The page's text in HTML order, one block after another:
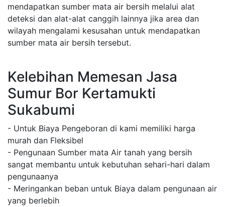
mendapatkan sumber mata air bersih melalui alat
deteksi dan alat-alat canggih lainnya jika area dan
wilayah mengalami kesusahan untuk mendapatkan
sumber mata air bersih tersebut.
Kelebihan Memesan Jasa
Sumur Bor Kertamukti
Sukabumi
- Untuk Biaya Pengeboran di kami memiliki harga
murah dan Fleksibel
- Pengunaan Sumber mata Air tanah yang bersih
sangat membantu untuk kebutuhan sehari-hari dalam
pengunaanya
- Meringankan beban untuk Biaya dalam pengunaan air
yang berlebih